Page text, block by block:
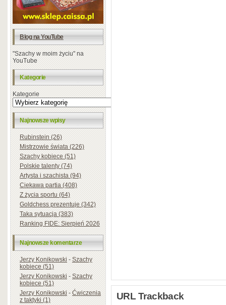
Blog na YouTube
"Szachy w moim życiu" na
YouTube
Kategorie
Kategorie
Najnowsze wpisy
Rubinstein (26)
Mistrzowie świata (226)
Szachy kobiece (51)
Polskie talenty (74)
Artysta i szachista (94)
Ciekawa partia (408)
Z życia sportu (64)
Goldchess prezentuje (342)
Taka sytuacja (383)
Ranking FIDE: Sierpień 2026
Najnowsze komentarze
Jerzy Konikowski-Szachy
kobiece (51)
Jerzy Konikowski-Szachy
kobiece (51)
Jerzy Konikowski-Ćwiczenia
z taktyki (1)
URL Trackback